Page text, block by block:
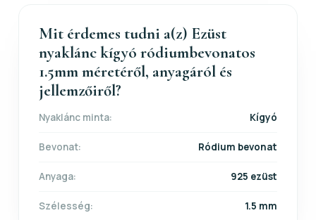
Mit érdemes tudni a(z) Ezüst
nyaklánc kígyó ródiumbevonatos
1.5mm méretéről, anyagáról és
jellemzőiről?
Nyaklánc minta: Kígyó
Bevonat: Ródium bevonat
Anyaga: 925 ezüst
Szélesség: 1.5 mm